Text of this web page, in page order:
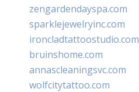
zengardendayspa.com
sparklejewelryinc.com
ironcladtattoostudio.com
bruinshome.com
annascleaningsvc.com
wolfcitytattoo.com